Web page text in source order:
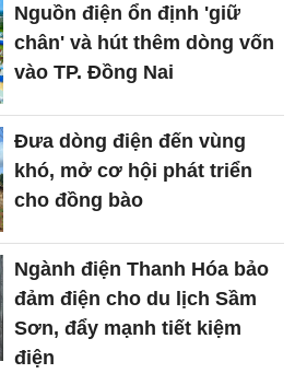
Nguồn điện ổn định 'giữ
chân' và hút thêm dòng vốn
vào TP. Đồng Nai
Đưa dòng điện đến vùng
khó, mở cơ hội phát triển
cho đồng bào
Ngành điện Thanh Hóa bảo
đảm điện cho du lịch Sầm
Sơn, đẩy mạnh tiết kiệm
điện